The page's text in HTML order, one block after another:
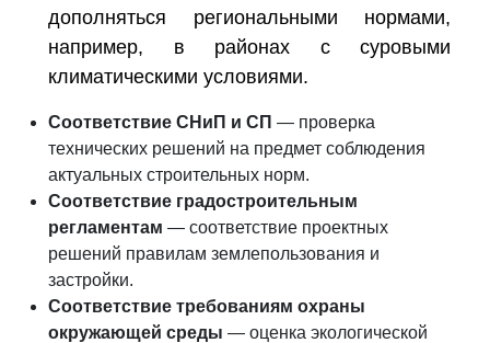
дополняться региональными нормами,
например, в районах с суровыми
климатическими условиями.
Соответствие СНиП и СП — проверка
технических решений на предмет соблюдения
актуальных строительных норм.
Соответствие градостроительным
регламентам — соответствие проектных
решений правилам землепользования и
застройки.
Соответствие требованиям охраны
окружающей среды — оценка экологической